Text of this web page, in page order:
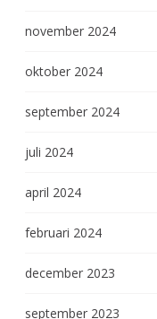
november 2024
oktober 2024
september 2024
juli 2024
april 2024
februari 2024
december 2023
september 2023